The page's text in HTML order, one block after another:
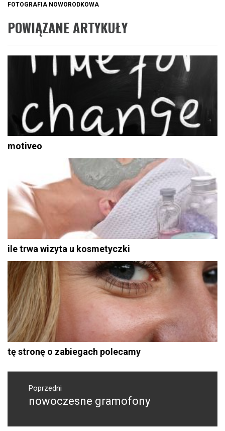
FOTOGRAFIA NOWORODKOWA
POWIĄZANE ARTYKUŁY
motiveo
ile trwa wizyta u kosmetyczki
tę stronę o zabiegach polecamy
Nawigacja
wpisuPoprzedni
Poprzedni
nowoczesne gramofony